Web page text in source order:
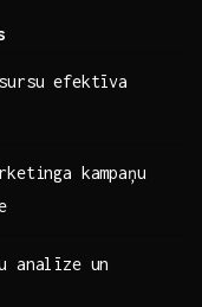
efektīva
kampaņu
analīze‌ un